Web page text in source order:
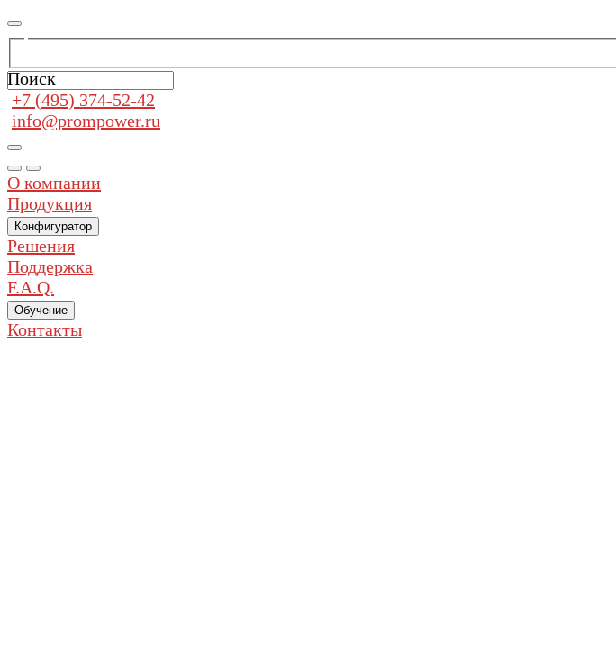
Поиск
+7 (495) 374-52-42
info@prompower.ru
О компании
Продукция
Конфигуратор
Решения
Поддержка
F.A.Q.
Обучение
Контакты